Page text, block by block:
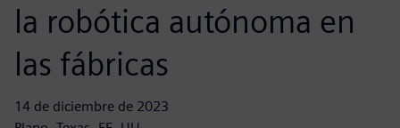
la robótica autónoma en
las fábricas
14 de diciembre de 2023